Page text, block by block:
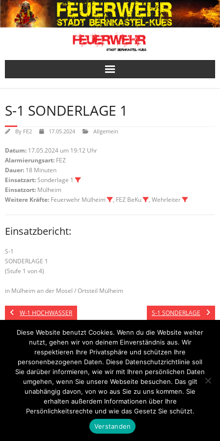
Skip
to
content
S-1 SONDERLAGE 1
By FE2 17.05.2024 Allgemein
Datum: 17.05.2024 um 19:12 Uhr
Alarmierungsart: FEZ
Dauer: 18 Minuten
Einsatzart:Sonderlage 1
Einsatzort: Mülheim
Weitere Kräfte: Feuerwehr Mülheim , FEZ BeKu , Wehrleiter
Einsatzbericht:
S-1
SONDERLAGE 1
(Stufe 1 von 4)
in Mülheim an der Mosel / Ortsteil Mülheim
W-1 HOCHWASSER S-1 SONDERLAGE
Startseite Einsätze Mitglied werden Über uns
Bilder
Kontakt
Theme byThink Up Themes Ltd. Powered byWordPress.
Diese Website benutzt Cookies. Wenn du die Website weiter
nutzt, gehen wir von deinem Einverständnis aus. Wir
respektieren Ihre Privatsphäre und schützen Ihre
personenbezogenen Daten. Diese Datenschutzrichtlinie soll
Sie darüber informieren, wie wir mit Ihren persönlichen Daten
umgehen, wenn Sie unsere Webseite besuchen. Das gilt
unabhängig davon, von wo aus Sie zu uns kommen. Sie
erhalten außerdem Informationen über Ihre
Persönlichkeitsrechte und wie das Gesetz Sie schützt.
Verstanden